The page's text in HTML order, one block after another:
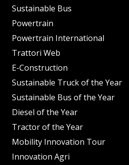
Sustainable Bus
Powertrain
Powertrain International
Trattori Web
E-Construction
Sustainable Truck of the Year
Sustainable Bus of the Year
Diesel of the Year
Tractor of the Year
Mobility Innovation Tour
Innovation Agri